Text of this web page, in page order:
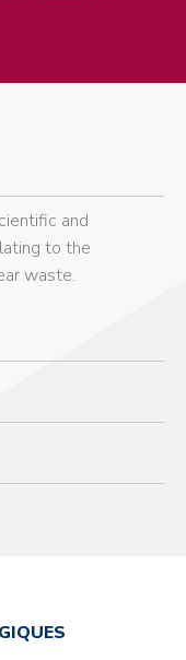
and
to the
waste.